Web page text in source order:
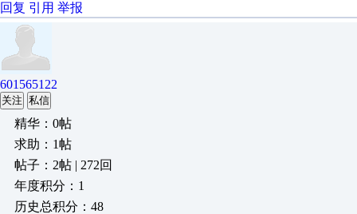
回复 引用 举报
601565122
关注 私信
精华：0帖
求助：1帖
帖子：2帖 | 272回
年度积分：1
历史总积分：48